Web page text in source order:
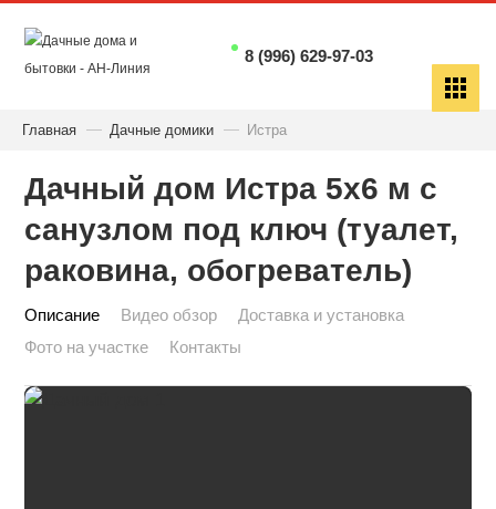
8 (996) 629-97-03
Главная Дачные домики Истра
Дачный дом Истра 5х6 м с
санузлом под ключ (туалет,
раковина, обогреватель)
Описание Видео обзор
Доставка и установка
Фото на участке
Контакты